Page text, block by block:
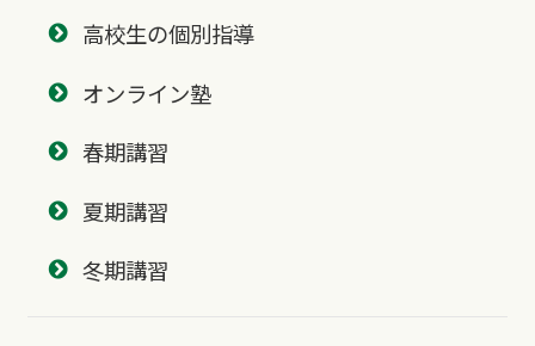
高校生の個別指導
オンライン塾
春期講習
夏期講習
冬期講習